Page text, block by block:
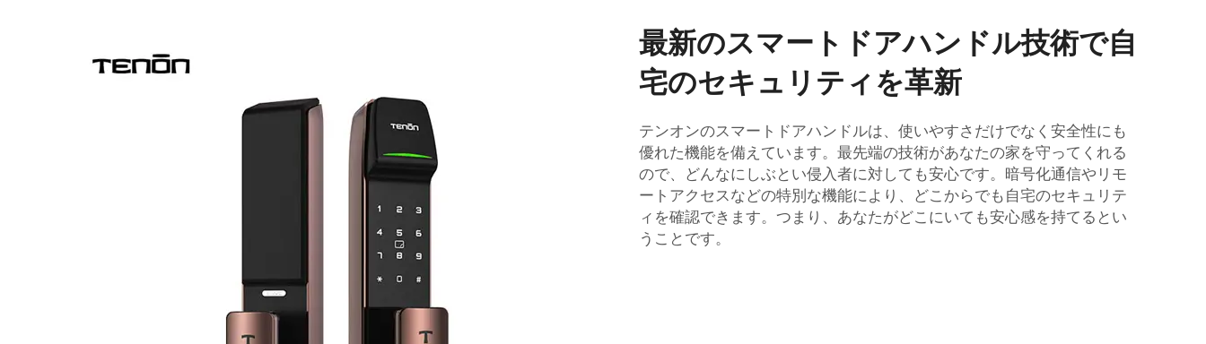
最新のスマートドアハンドル技術で自
宅のセキュリティを革新
テンオンのスマートドアハンドルは、使いやすさだけでなく安全性にも
優れた機能を備えています。最先端の技術があなたの家を守ってくれる
ので、どんなにしぶとい侵入者に対しても安心です。暗号化通信やリモ
ートアクセスなどの特別な機能により、どこからでも自宅のセキュリテ
ィを確認できます。つまり、あなたがどこにいても安心感を持てるとい
うことです。